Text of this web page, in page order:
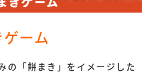
ーム
の「餅まき」をイメージした